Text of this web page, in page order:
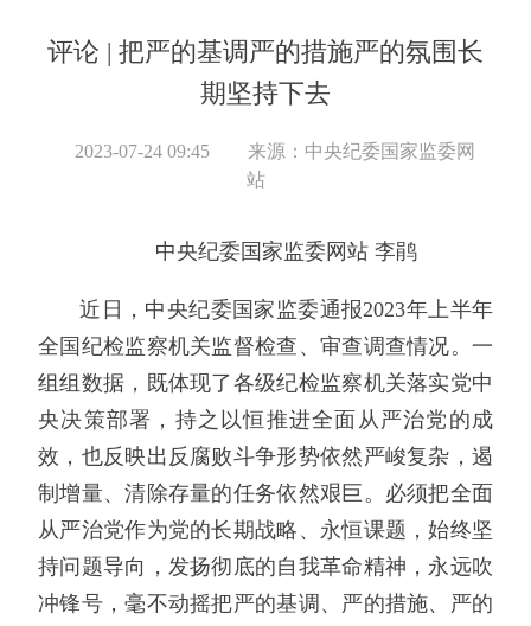
评论 | 把严的基调严的措施严的氛围长
期坚持下去
2023-07-24 09:45
来源：中央纪委国家监委网
站
中央纪委国家监委网站 李鹃
近日，中央纪委国家监委通报2023年上半年
全国纪检监察机关监督检查、审查调查情况。一
组组数据，既体现了各级纪检监察机关落实党中
央决策部署，持之以恒推进全面从严治党的成
效，也反映出反腐败斗争形势依然严峻复杂，遏
制增量、清除存量的任务依然艰巨。必须把全面
从严治党作为党的长期战略、永恒课题，始终坚
持问题导向，发扬彻底的自我革命精神，永远吹
冲锋号，毫不动摇把严的基调、严的措施、严的